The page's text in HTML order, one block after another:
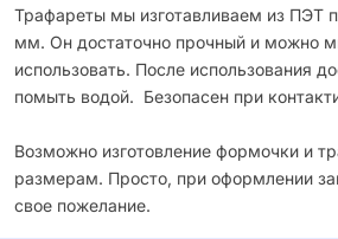
Трафареты мы изготавливаем из ПЭТ
мм. Он достаточно прочный и можно
использовать. После использования
помыть водой. Безопасен при
Возможно изготовление формочки и
размерам. Просто, при оформлении
свое пожелание.